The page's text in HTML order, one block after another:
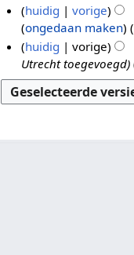
2
0
6
5
a
2
0
5
3
e
b
0
huidig vorige
G
e
e
n
b
ongedaan maken
6
f
b
huidig vorige
Utrecht toegevoegd